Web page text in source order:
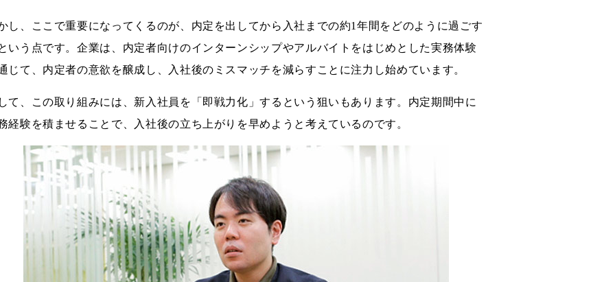
し、ここで重要になってくるのが、内定を出してから入社までの約1年間をどのように過ごす
いう点です。企業は、内定者向けのインターンシップやアルバイトをはじめとした実務体験
じて、内定者の意欲を醸成し、入社後のミスマッチを減らすことに注力し始めています。
て、この取り組みには、新入社員を「即戦力化」するという狙いもあります。内定期間中に
経験を積ませることで、入社後の立ち上がりを早めようと考えているのです。